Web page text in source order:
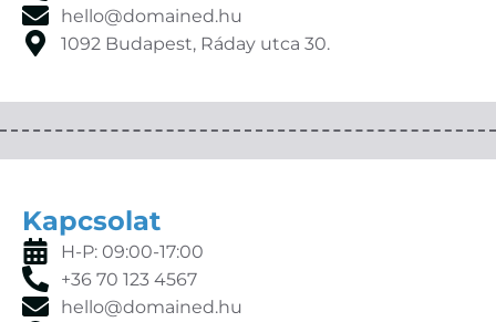
hello@domained.hu
1092 Budapest, Ráday utca 30.
Kapcsolat
H-P: 09:00-17:00
+36 70 123 4567
hello@domained.hu